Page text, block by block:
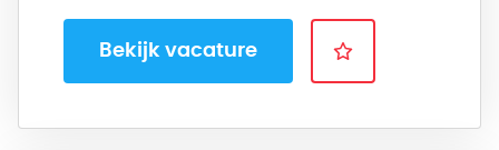
Bekijk vacature